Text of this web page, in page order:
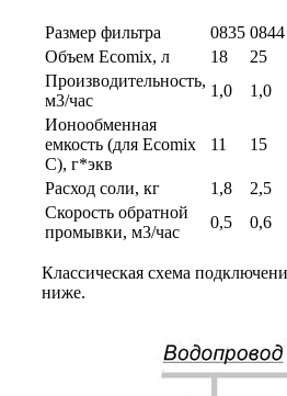
Размер фильтра 0835 0844
Объем Ecomix, л
18 25
Производительность,
м3/час
1,0 1,0
Ионообменная
емкость (для Ecomix
C), г*экв
11 15
Расход соли, кг 1,8 2,5
Скорость обратной
промывки, м3/час
0,5 0,6
Классическая схема
ниже.